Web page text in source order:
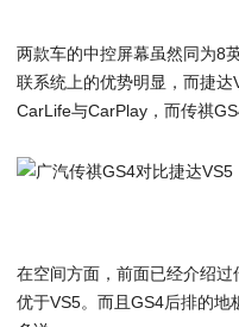
两款车的中控屏幕虽然同为8
联系统上的优势明显，而捷
CarLife与CarPlay，而传祺
在空间方面，前面已经介绍
优于VS5。而且GS4后排的